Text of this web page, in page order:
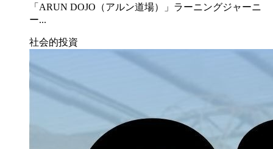
「ARUN DOJO（アルン道場）」ラーニングジャーニ
ー...
社会的投資